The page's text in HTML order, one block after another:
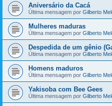
Aniversário da Cacá
Última mensagem por Gilberto
Mulheres maduras
Última mensagem por Gilberto
Despedida de um gênio
Última mensagem por Gilberto
Homens maduros
Última mensagem por Gilberto
Yakisoba com Bee Gees
Última mensagem por Gilberto